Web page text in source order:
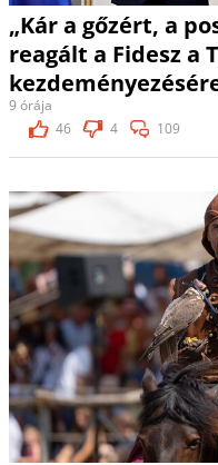
„Kár a gőzért, a
reagált a Fidesz a
9 órája
46
4 109